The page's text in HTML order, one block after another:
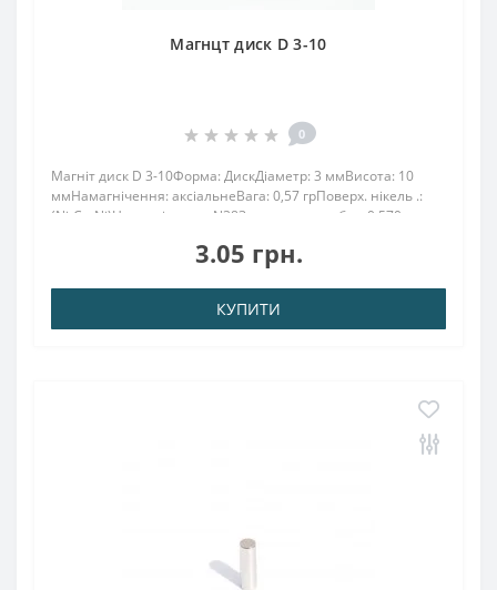
Магнцт диск D 3-10
0
Магніт диск D 3-10Форма: ДискДіаметр: 3 ммВисота: 10
ммНамагнічення: аксіальнеВага: 0,57 грПоверх. нікель .:
(Ni-Cu-Ni)Намагнічення: N38Зчеплення прибл .: 0.570
циліндра, силу зчеплення 0,57..
3.05 грн.
КУПИТИ